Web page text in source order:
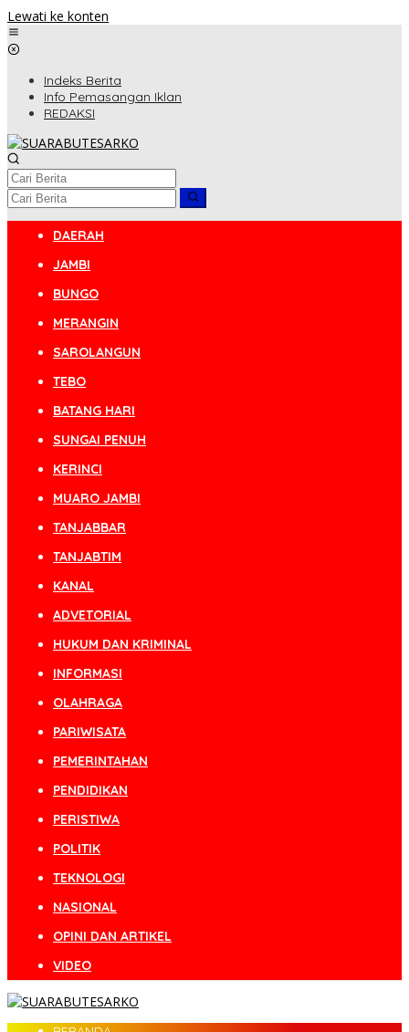
Lewati ke konten
Indeks Berita
Info Pemasangan Iklan
REDAKSI
DAERAH
JAMBI
BUNGO
MERANGIN
SAROLANGUN
TEBO
BATANG HARI
SUNGAI PENUH
KERINCI
MUARO JAMBI
TANJABBAR
TANJABTIM
KANAL
ADVETORIAL
HUKUM DAN KRIMINAL
INFORMASI
OLAHRAGA
PARIWISATA
PEMERINTAHAN
PENDIDIKAN
PERISTIWA
POLITIK
TEKNOLOGI
NASIONAL
OPINI DAN ARTIKEL
VIDEO